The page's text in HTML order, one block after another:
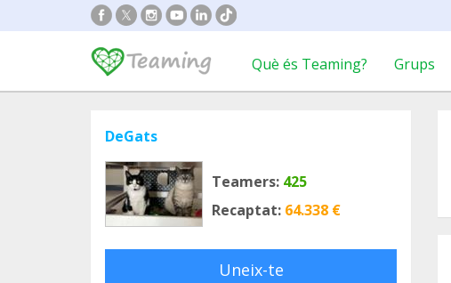
Què és Teaming? Grups
DeGats
Teamers: 425
Recaptat: 64.338 €
Uneix-te